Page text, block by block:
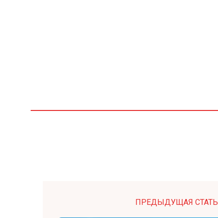
ПРЕДЫДУЩАЯ